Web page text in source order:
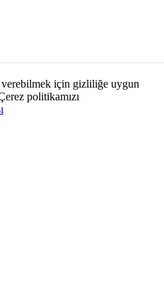
için gizliliğe uygun
politikamızı